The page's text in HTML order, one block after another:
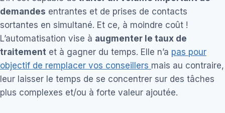
demandes entrantes et de prises de contacts
sortantes en simultané. Et ce, à moindre coût !
L’automatisation vise à augmenter le taux de
traitement et à gagner du temps. Elle n’a pas pour
objectif de remplacer vos conseillers mais au contraire,
leur laisser le temps de se concentrer sur des tâches
plus complexes et/ou à forte valeur ajoutée.